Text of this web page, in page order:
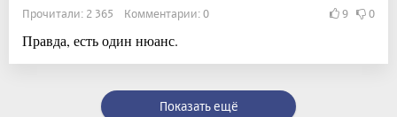
Прочитали: 2 365 Комментарии: 0 9 0
Правда, есть один нюанс.
Показать ещё